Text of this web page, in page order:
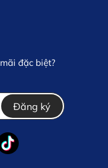
đặc biệt?
Đăng ký